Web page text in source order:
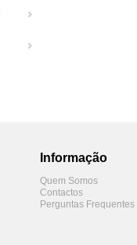
Informação
Quem Somos
Contactos
Perguntas